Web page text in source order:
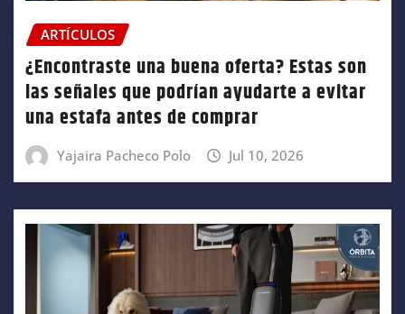
ARTÍCULOS
¿Encontraste una buena oferta? Estas son
las señales que podrían ayudarte a evitar
una estafa antes de comprar
Yajaira Pacheco Polo Jul 10, 2026